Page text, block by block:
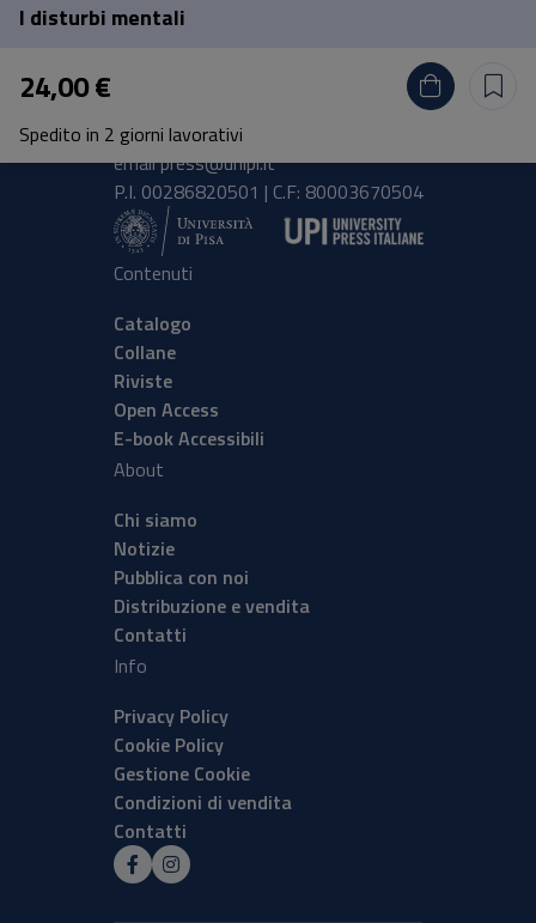
I disturbi mentali
24,00 €
Spedito in 2 giorni lavorativi
Pisa University Press
Lungarno Pacinotti 43/44 56126 Pisa
tel.+39 050 2212056
emailpress@unipi.it
P.I. 00286820501 | C.F: 80003670504
Contenuti
Catalogo
Collane
Riviste
Open Access
E-book Accessibili
About
Chi siamo
Notizie
Pubblica con noi
Distribuzione e vendita
Contatti
Info
Privacy Policy
Cookie Policy
Gestione Cookie
Condizioni di vendita
Contatti